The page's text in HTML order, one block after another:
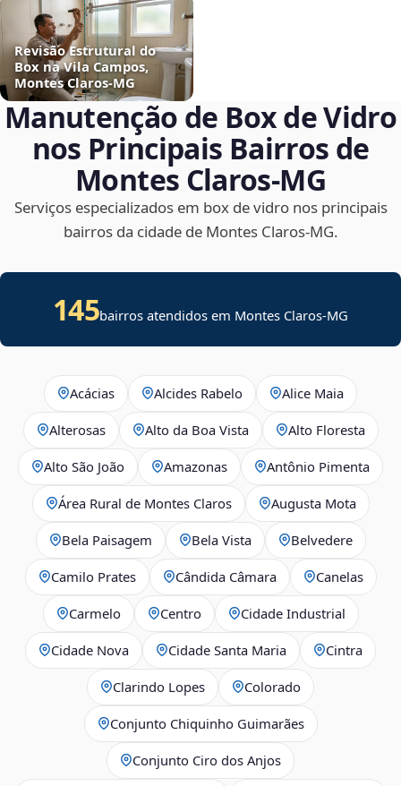
Revisão Estrutural do
Box na Vila Campos,
Montes Claros‑MG
Manutenção de Box de Vidro
nos Principais Bairros de
Montes Claros‑MG
Serviços especializados em box de vidro nos principais
bairros da cidade de Montes Claros‑MG.
145bairros atendidos em Montes Claros-MG
Acácias Alcides Rabelo Alice Maia
Alterosas Alto da Boa Vista Alto Floresta
Alto São João Amazonas Antônio Pimenta
Área Rural de Montes Claros Augusta Mota
Bela Paisagem Bela Vista Belvedere
Camilo Prates Cândida Câmara Canelas
Carmelo Centro Cidade Industrial
Cidade Nova Cidade Santa Maria Cintra
Clarindo Lopes Colorado
Conjunto Chiquinho Guimarães
Conjunto Ciro dos Anjos